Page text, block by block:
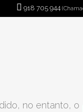
918 705 944
no entanto, o